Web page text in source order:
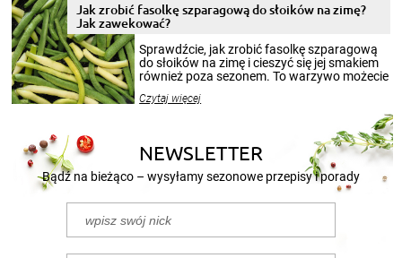
pełni poczuć atmosferę cieplejszych
miesięcy. Przygotowanie słoików ze
patenty, które pozwolą zachować świeżość
przetworów.
Jak zrobić fasolkę szparagową do słoików na zimę?
Jak zawekować?
Sprawdźcie, jak zrobić fasolkę szparagową
do słoików na zimę i cieszyć się jej smakiem
również poza sezonem. To warzywo możecie
nasze propozycje!
Czytaj więcej
NEWSLETTER
Bądź na bieżąco – wysyłamy sezonowe przepisy i porady